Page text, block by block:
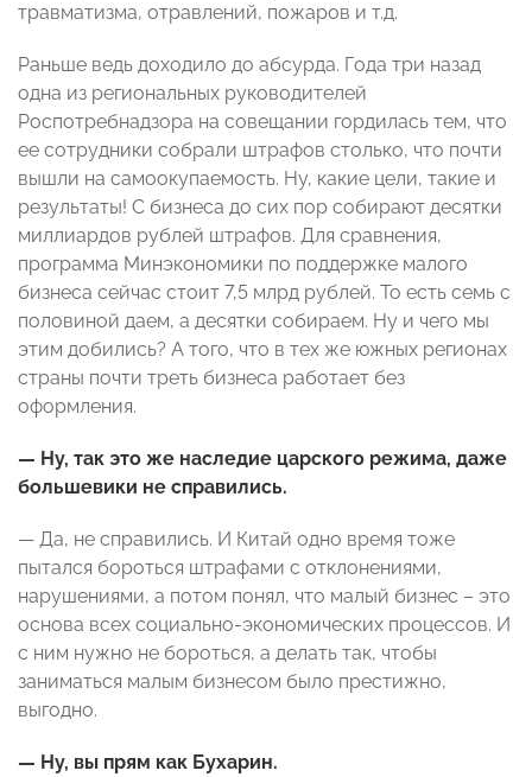
травматизма, отравлений, пожаров и т.д.
Раньше ведь доходило до абсурда. Года три назад
одна из региональных руководителей
Роспотребнадзора на совещании гордилась тем, что
ее сотрудники собрали штрафов столько, что почти
вышли на самоокупаемость. Ну, какие цели, такие и
результаты! С бизнеса до сих пор собирают десятки
миллиардов рублей штрафов. Для сравнения,
программа Минэкономики по поддержке малого
бизнеса сейчас стоит 7,5 млрд рублей. То есть семь с
половиной даем, а десятки собираем. Ну и чего мы
этим добились? А того, что в тех же южных регионах
страны почти треть бизнеса работает без
оформления.
— Ну, так это же наследие царского режима, даже
большевики не справились.
— Да, не справились. И Китай одно время тоже
пытался бороться штрафами с отклонениями,
нарушениями, а потом понял, что малый бизнес – это
основа всех социально-экономических процессов. И
с ним нужно не бороться, а делать так, чтобы
заниматься малым бизнесом было престижно,
выгодно.
— Ну, вы прям как Бухарин.